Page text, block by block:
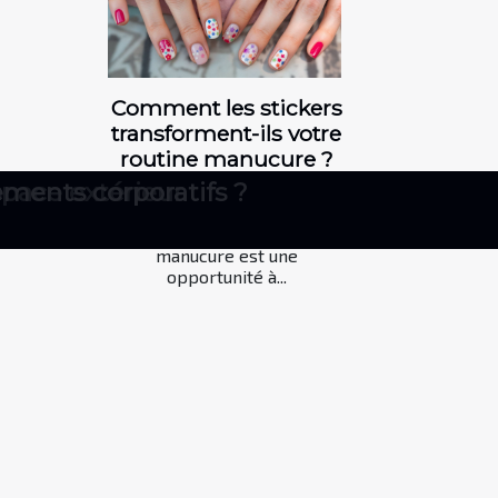
Comment les stickers
transforment-ils votre
routine manucure ?
Découvrir comment les
manucure est une
opportunité à...
extérieur
corporatifs ?